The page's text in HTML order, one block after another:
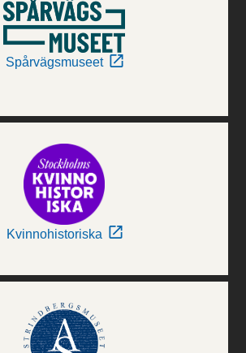
Spårvägsmuseet
Kvinnohistoriska